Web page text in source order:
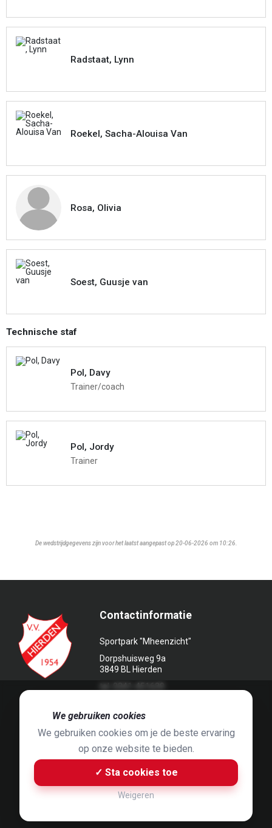
Radstaat, Lynn
Roekel, Sacha-Alouisa Van
Rosa, Olivia
Soest, Guusje van
Technische staf
Pol, Davy
Trainer/coach
Pol, Jordy
Trainer
De wedstrijdgegevens zijn voor het laatst aangepast op 20-06-2026 om 10:26.
Contactinformatie
Sportpark "Mheenzicht"
Dorpshuisweg 9a
3849 BL Hierden
Jaap Hop & ontwerpen door
Built byBluey B.V.& Jelle de Haan
We gebruiken cookies
We gebruiken cookies om je de beste ervaring
op onze website te bieden.
✓ Sta cookies toe
Weigeren